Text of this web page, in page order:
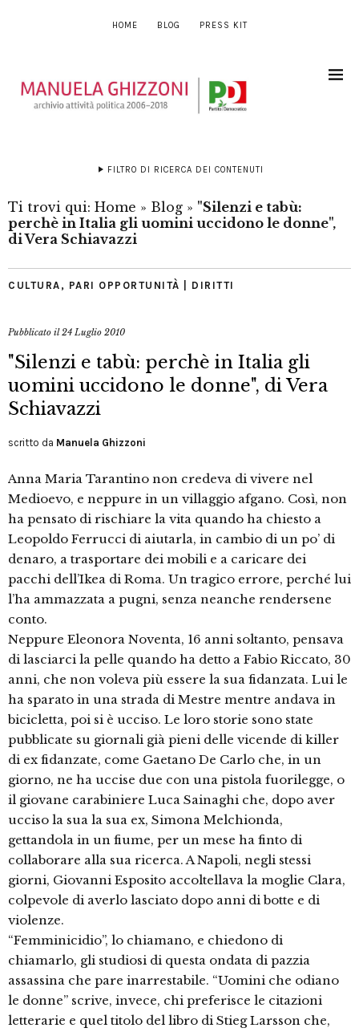
HOME BLOG PRESS KIT
FILTRO DI RICERCA DEI CONTENUTI
Ti trovi qui: Home » Blog » "Silenzi e tabù:
perchè in Italia gli uomini uccidono le donne",
di Vera Schiavazzi
CULTURA , PARI OPPORTUNITÀ | DIRITTI
Pubblicato il24 Luglio 2010
"Silenzi e tabù: perchè in Italia gli
uomini uccidono le donne", di Vera
Schiavazzi
scritto da Manuela Ghizzoni
Anna Maria Tarantino non credeva di vivere nel
Medioevo, e neppure in un villaggio afgano. Così, non
ha pensato di rischiare la vita quando ha chiesto a
Leopoldo Ferrucci di aiutarla, in cambio di un po’ di
denaro, a trasportare dei mobili e a caricare dei
pacchi dell’Ikea di Roma. Un tragico errore, perché lui
l’ha ammazzata a pugni, senza neanche rendersene
conto.
Neppure Eleonora Noventa, 16 anni soltanto, pensava
di lasciarci la pelle quando ha detto a Fabio Riccato, 30
anni, che non voleva più essere la sua fidanzata. Lui le
ha sparato in una strada di Mestre mentre andava in
bicicletta, poi si è ucciso. Le loro storie sono state
pubblicate su giornali già pieni delle vicende di killer
di ex fidanzate, come Gaetano De Carlo che, in un
giorno, ne ha uccise due con una pistola fuorilegge, o
il giovane carabiniere Luca Sainaghi che, dopo aver
ucciso la sua la sua ex, Simona Melchionda,
gettandola in un fiume, per un mese ha finto di
collaborare alla sua ricerca. A Napoli, negli stessi
giorni, Giovanni Esposito accoltellava la moglie Clara,
colpevole di averlo lasciato dopo anni di botte e di
violenze.
“Femminicidio”, lo chiamano, e chiedono di
chiamarlo, gli studiosi di questa ondata di pazzia
assassina che pare inarrestabile. “Uomini che odiano
le donne” scrive, invece, chi preferisce le citazioni
letterarie e quel titolo del libro di Stieg Larsson che,